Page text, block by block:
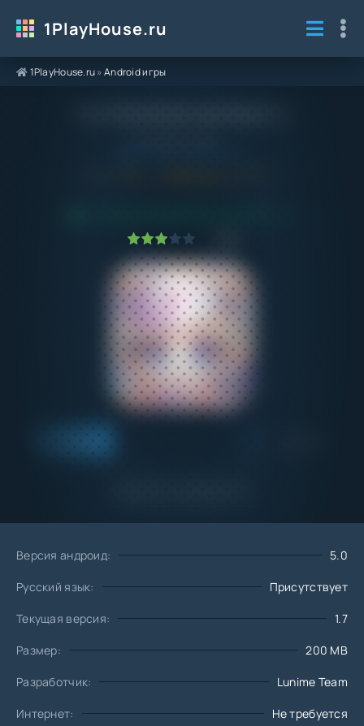
1PlayHouse.ru
1PlayHouse.ru»Android игры
Версия андроид: 5.0
Русский язык: Присутствует
Текущая версия: 1.7
Размер: 200 MB
Разработчик: Lunime Team
Интернет: Не требуется